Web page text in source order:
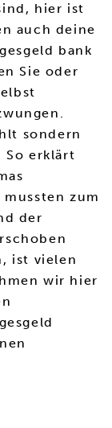
hier ist
auch deine
bank
Sie oder
sondern
So erklärt
zum
der
ist vielen
wir hier